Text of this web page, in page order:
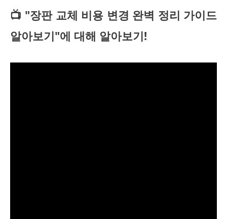
📺 "장판 교체 비용 변경 완벽 정리 가이드
알아보기"에 대해 알아보기!